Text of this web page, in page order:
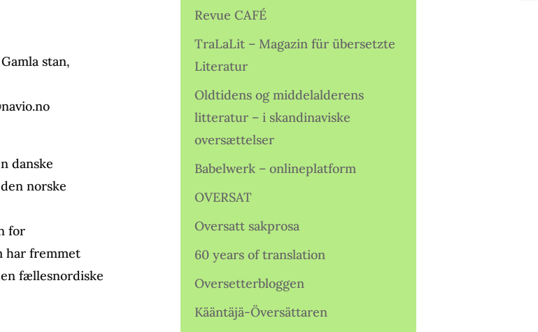
stan,
danske
norske
for
har fremmet
fællesnordiske
Revue CAFÉ
TraLaLit – Magazin für übersetzte
Literatur
Oldtidens og middelalderens
litteratur – i skandinaviske
oversættelser
Babelwerk – onlineplatform
OVERSAT
Oversatt sakprosa
60 years of translation
Oversetterbloggen
Kääntäjä-Översättaren